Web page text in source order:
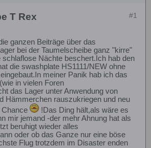
#1
T Rex
ganzen Beiträge über das
bei der Taumelscheibe ganz "kirre"
schlaflose Nächte beschert.Ich hab den
die swashplate HS1111/NEW ohne
meiner Panik hab ich das
in vielen Foren
das Lager unter Anwendung von
Hämmerchen rauszukriegen und neu
Chance
!Das Ding hält,als wäre es
mir jemand -der mehr Ahnung hat als
beruhigt wieder alles
oder ob das Ganze nur eine böse
Flug trotzdem im Disaster enden